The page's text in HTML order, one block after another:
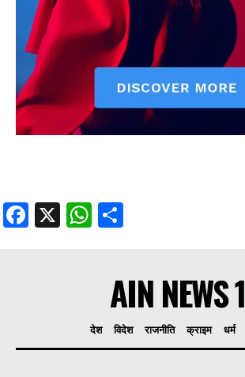
Facebook
X WhatsApp
AIN NEWS 1
देश विदेश राजनीति क्राइम धर्म